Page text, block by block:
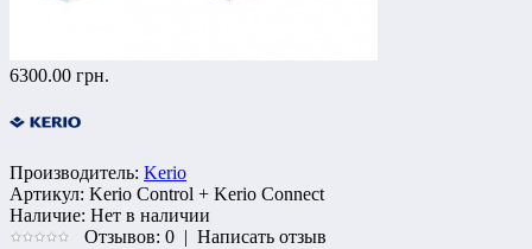
6300.00 грн.
Производитель: Kerio
Артикул: Kerio Control + Kerio Connect
Наличие: Нет в наличии
Отзывов: 0 | Написать отзыв